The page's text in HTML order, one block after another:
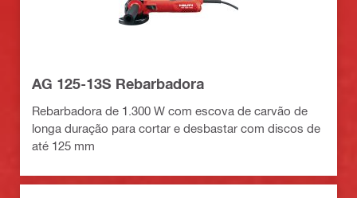
AG 125-13S Rebarbadora
Rebarbadora de 1.300 W com escova de carvão de
longa duração para cortar e desbastar com discos de
até 125 mm